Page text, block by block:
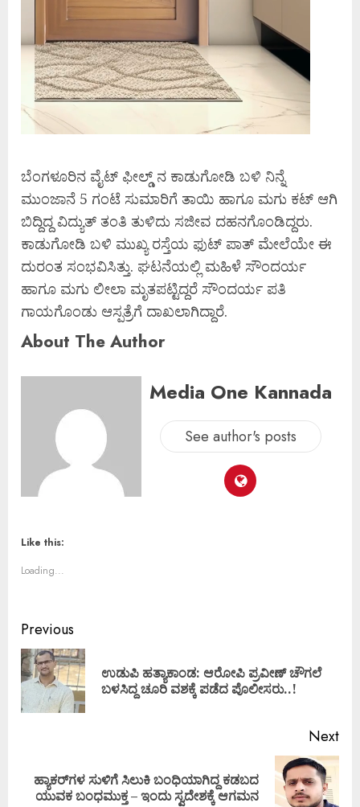
ಬೆಂಗಳೂರಿನ ವೈಟ್ ಫೀಲ್ಡ್ ನ ಕಾಡುಗೋಡಿ ಬಳಿ ನಿನ್ನೆ
ಮುಂಜಾನೆ 5 ಗಂಟೆ ಸುಮಾರಿಗೆ ತಾಯಿ ಹಾಗೂ ಮಗು ಕಟ್ ಆಗಿ
ಬಿದ್ದಿದ್ದ ವಿದ್ಯುತ್ ತಂತಿ ತುಳಿದು ಸಜೀವ ದಹನಗೊಂಡಿದ್ದರು.
ಕಾಡುಗೋಡಿ ಬಳಿ ಮುಖ್ಯ ರಸ್ತೆಯ ಫುಟ್ ಪಾತ್ ಮೇಲೆಯೇ ಈ
ದುರಂತ ಸಂಭವಿಸಿತ್ತು. ಘಟನೆಯಲ್ಲಿ ಮಹಿಳೆ ಸೌಂದರ್ಯ
ಹಾಗೂ ಮಗು ಲೀಲಾ ಮೃತಪಟ್ಟಿದ್ದರೆ ಸೌಂದರ್ಯ ಪತಿ
ಗಾಯಗೊಂಡು ಆಸ್ಪತ್ರೆಗೆ ದಾಖಲಾಗಿದ್ದಾರೆ.
About The Author
Media One Kannada
See author's posts
Like this:
Loading...
Previous
ಉಡುಪಿ ಹತ್ಯಾಕಾಂಡ: ಆರೋಪಿ ಪ್ರವೀಣ್ ಚೌಗಲೆ
ಬಳಸಿದ್ದ ಚೂರಿ ವಶಕ್ಕೆ ಪಡೆದ ಪೊಲೀಸರು..!
Next
ಹ್ಯಾಕರ್‌ಗಳ ಸುಳಿಗೆ ಸಿಲುಕಿ ಬಂಧಿಯಾಗಿದ್ದ ಕಡಬದ
ಯುವಕ ಬಂಧಮುಕ್ತ – ಇಂದು ಸ್ವದೇಶಕ್ಕೆ ಆಗಮನ